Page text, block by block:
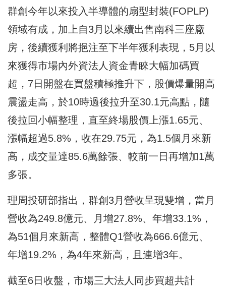
群創今年以來投入半導體的扇型封裝(FOPLP)
領域有成，加上自3月以來續出售南科三座廠
房，後續獲利將挹注至下半年獲利表現，5月以
來獲得市場內外資法人資金青睞大幅加碼買
超，7日開盤在買盤積極推升下，股價爆量開高
震盪走高，於10時過後拉升至30.1元高點，隨
後拉回小幅整理，直至終場股價上漲1.65元、
漲幅超過5.8%，收在29.75元，為1.5個月來新
高，成交量達85.6萬餘張、較前一日再增加1萬
多張。
理周投研部指出，群創3月營收呈現雙增，當月
營收為249.8億元、月增27.8%、年增33.1%，
為51個月來新高，整體Q1營收為666.6億元、
年增19.2%，為4年來新高，且連增3年。
截至6日收盤，市場三大法人同步買超共計